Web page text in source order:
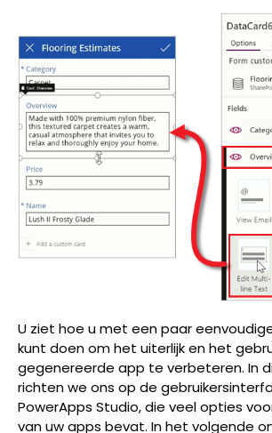
U ziet hoe u met een paar
kunt doen om het uiterlijk en het
gegenereerde app te verbeteren. In
richten we ons op de
PowerApps Studio, die veel opties
van uw apps bevat. In het volgende